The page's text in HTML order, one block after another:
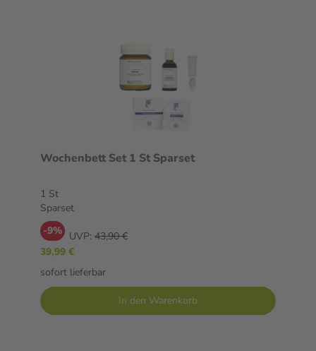
Wochenbett Set 1 St Sparset
1 St
Sparset
-9% UVP: 43,90 €
39,99 €
sofort lieferbar
In den Warenkorb